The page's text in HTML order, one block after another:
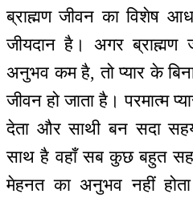
ब्राह्मण जीवन का विशेष
जीयदान है। अगर ब्राह्मण
अनुभव कम है, तो प्यार के
जीवन हो जाता है। परमात्म
देता और साथी बन सदा
साथ है वहाँ सब कुछ बहुत
मेहनत का अनुभव नहीं